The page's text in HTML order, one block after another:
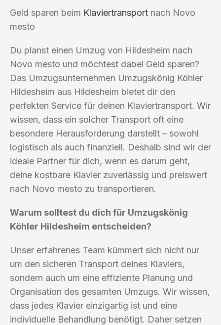
Geld sparen beim Klaviertransport nach Novo
mesto
Du planst einen Umzug von Hildesheim nach
Novo mesto und möchtest dabei Geld sparen?
Das Umzugsunternehmen Umzugskönig Köhler
Hildesheim aus Hildesheim bietet dir den
perfekten Service für deinen Klaviertransport. Wir
wissen, dass ein solcher Transport oft eine
besondere Herausforderung darstellt – sowohl
logistisch als auch finanziell. Deshalb sind wir der
ideale Partner für dich, wenn es darum geht,
deine kostbare Klavier zuverlässig und preiswert
nach Novo mesto zu transportieren.
Warum solltest du dich für Umzugskönig
Köhler Hildesheim entscheiden?
Unser erfahrenes Team kümmert sich nicht nur
um den sicheren Transport deines Klaviers,
sondern auch um eine effiziente Planung und
Organisation des gesamten Umzugs. Wir wissen,
dass jedes Klavier einzigartig ist und eine
individuelle Behandlung benötigt. Daher setzen